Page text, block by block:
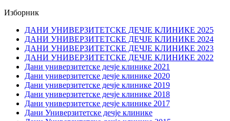
Изборник
ДАНИ УНИВЕРЗИТЕТСКЕ ДЕЧЈЕ КЛИНИКЕ 2025
ДАНИ УНИВЕРЗИТЕТСКЕ ДЕЧЈЕ КЛИНИКЕ 2024
ДАНИ УНИВЕРЗИТЕТСКЕ ДЕЧЈЕ КЛИНИКЕ 2023
ДАНИ УНИВЕРЗИТЕТСКЕ ДЕЧЈЕ КЛИНИКЕ 2022
Дани универзитетске дечје клинике 2021
Дани универзитетске дечје клинике 2020
Дани универзитетске дечје клинике 2019
Дани универзитетске дечје клинике 2018
Дани универзитетске дечје клинике 2017
Дани Универзитетске дечје клинике